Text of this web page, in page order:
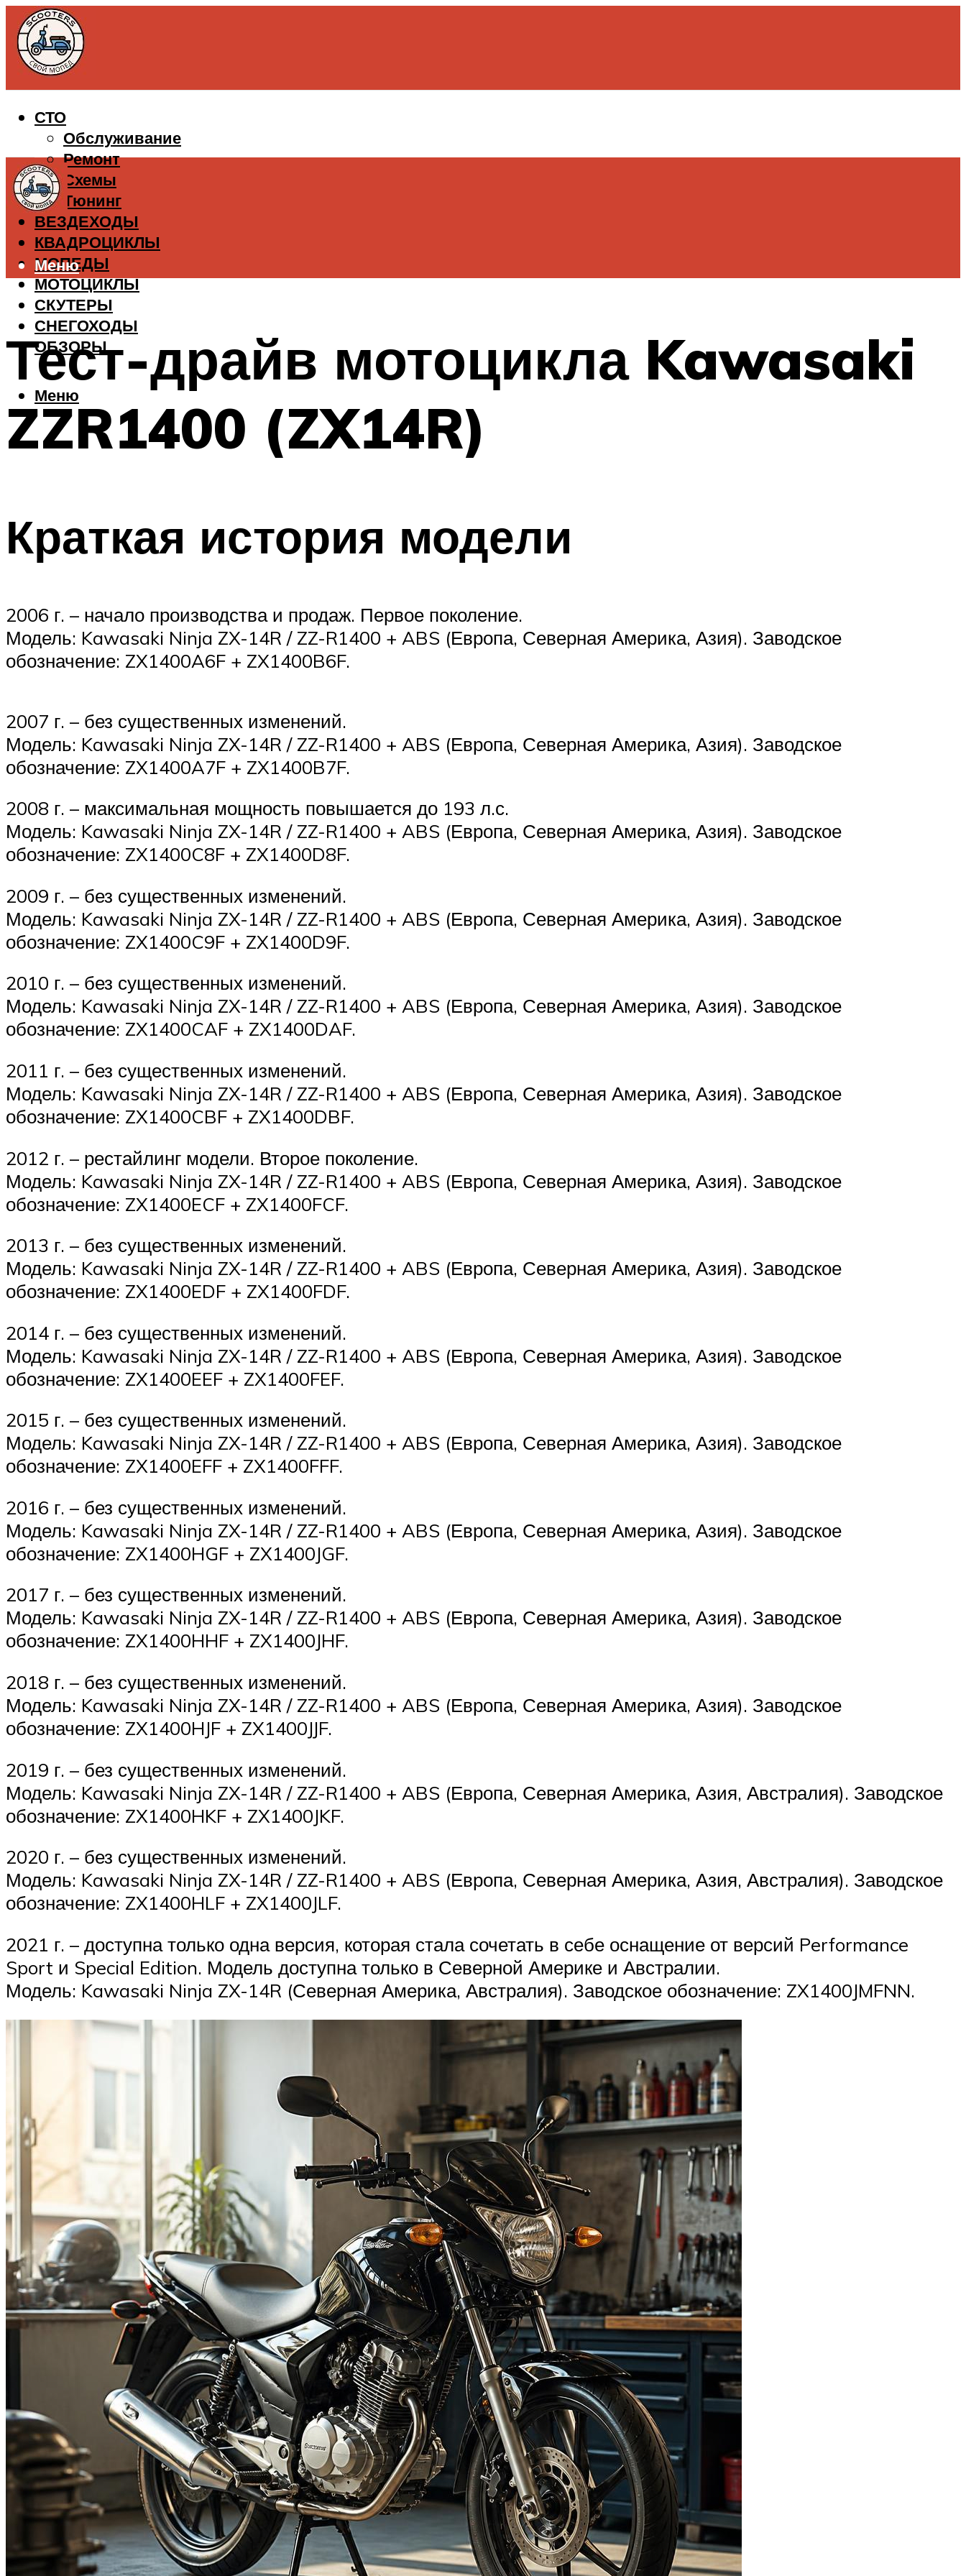
СТО
Обслуживание
Ремонт
Схемы
Тюнинг
ВЕЗДЕХОДЫ
КВАДРОЦИКЛЫ
МОПЕДЫ
МОТОЦИКЛЫ
СКУТЕРЫ
СНЕГОХОДЫ
ОБЗОРЫ
Меню
Меню
Тест-драйв мотоцикла Kawasaki
ZZR1400 (ZX14R)
Краткая история модели
2006 г. – начало производства и продаж. Первое поколение.
Модель: Kawasaki Ninja ZX-14R / ZZ-R1400 + ABS (Европа, Северная Америка, Азия). Заводское
обозначение: ZX1400A6F + ZX1400B6F.
2007 г. – без существенных изменений.
Модель: Kawasaki Ninja ZX-14R / ZZ-R1400 + ABS (Европа, Северная Америка, Азия). Заводское
обозначение: ZX1400A7F + ZX1400B7F.
2008 г. – максимальная мощность повышается до 193 л.с.
Модель: Kawasaki Ninja ZX-14R / ZZ-R1400 + ABS (Европа, Северная Америка, Азия). Заводское
обозначение: ZX1400C8F + ZX1400D8F.
2009 г. – без существенных изменений.
Модель: Kawasaki Ninja ZX-14R / ZZ-R1400 + ABS (Европа, Северная Америка, Азия). Заводское
обозначение: ZX1400C9F + ZX1400D9F.
2010 г. – без существенных изменений.
Модель: Kawasaki Ninja ZX-14R / ZZ-R1400 + ABS (Европа, Северная Америка, Азия). Заводское
обозначение: ZX1400CAF + ZX1400DAF.
2011 г. – без существенных изменений.
Модель: Kawasaki Ninja ZX-14R / ZZ-R1400 + ABS (Европа, Северная Америка, Азия). Заводское
обозначение: ZX1400CBF + ZX1400DBF.
2012 г. – рестайлинг модели. Второе поколение.
Модель: Kawasaki Ninja ZX-14R / ZZ-R1400 + ABS (Европа, Северная Америка, Азия). Заводское
обозначение: ZX1400ECF + ZX1400FCF.
2013 г. – без существенных изменений.
Модель: Kawasaki Ninja ZX-14R / ZZ-R1400 + ABS (Европа, Северная Америка, Азия). Заводское
обозначение: ZX1400EDF + ZX1400FDF.
2014 г. – без существенных изменений.
Модель: Kawasaki Ninja ZX-14R / ZZ-R1400 + ABS (Европа, Северная Америка, Азия). Заводское
обозначение: ZX1400EEF + ZX1400FEF.
2015 г. – без существенных изменений.
Модель: Kawasaki Ninja ZX-14R / ZZ-R1400 + ABS (Европа, Северная Америка, Азия). Заводское
обозначение: ZX1400EFF + ZX1400FFF.
2016 г. – без существенных изменений.
Модель: Kawasaki Ninja ZX-14R / ZZ-R1400 + ABS (Европа, Северная Америка, Азия). Заводское
обозначение: ZX1400HGF + ZX1400JGF.
2017 г. – без существенных изменений.
Модель: Kawasaki Ninja ZX-14R / ZZ-R1400 + ABS (Европа, Северная Америка, Азия). Заводское
обозначение: ZX1400HHF + ZX1400JHF.
2018 г. – без существенных изменений.
Модель: Kawasaki Ninja ZX-14R / ZZ-R1400 + ABS (Европа, Северная Америка, Азия). Заводское
обозначение: ZX1400HJF + ZX1400JJF.
2019 г. – без существенных изменений.
Модель: Kawasaki Ninja ZX-14R / ZZ-R1400 + ABS (Европа, Северная Америка, Азия, Австралия). Заводское
обозначение: ZX1400HKF + ZX1400JKF.
2020 г. – без существенных изменений.
Модель: Kawasaki Ninja ZX-14R / ZZ-R1400 + ABS (Европа, Северная Америка, Азия, Австралия). Заводское
обозначение: ZX1400HLF + ZX1400JLF.
2021 г. – доступна только одна версия, которая стала сочетать в себе оснащение от версий Performance
Sport и Special Edition. Модель доступна только в Северной Америке и Австралии.
Модель: Kawasaki Ninja ZX-14R (Северная Америка, Австралия). Заводское обозначение: ZX1400JMFNN.